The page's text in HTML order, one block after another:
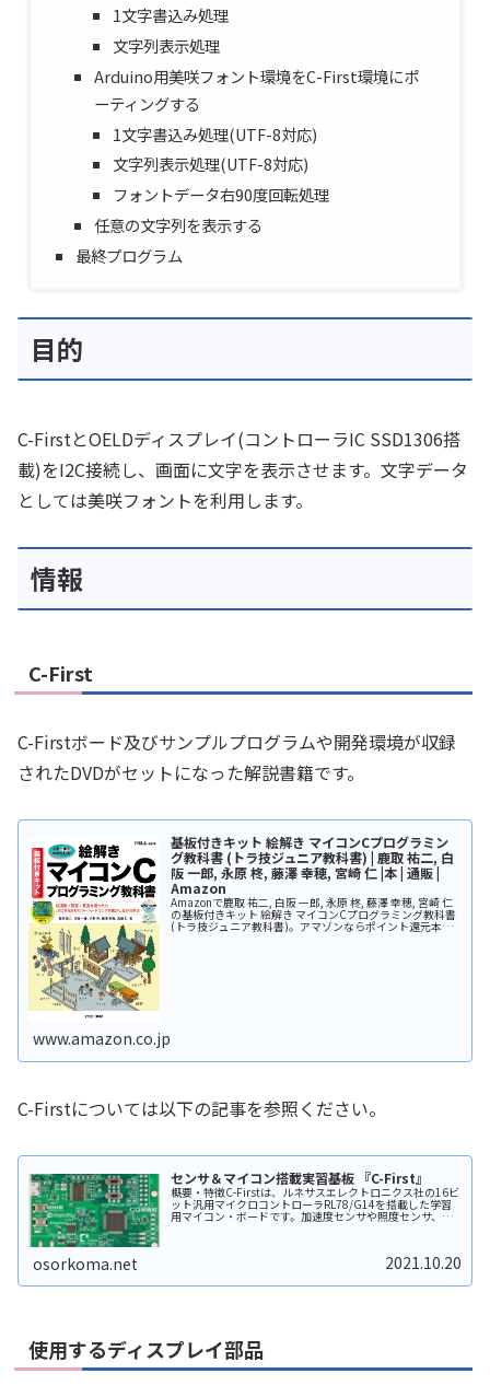
1文字書込み処理
文字列表示処理
Arduino用美咲フォント環境をC-First環境にポ
ーティングする
1文字書込み処理(UTF-8対応)
文字列表示処理(UTF-8対応)
フォントデータ右90度回転処理
任意の文字列を表示する
最終プログラム
目的
C-FirstとOELDディスプレイ(コントローラIC SSD1306搭
載)をI2C接続し、画面に文字を表示させます。文字データ
としては美咲フォントを利用します。
情報
C-First
C-Firstボード及びサンプルプログラムや開発環境が収録
されたDVDがセットになった解説書籍です。
基板付きキット 絵解き マイコンCプログラミン
グ教科書 (トラ技ジュニア教科書) | 鹿取 祐二, 白
阪 一郎, 永原 柊, 藤澤 幸穂, 宮崎 仁 |本 | 通販 |
Amazon
Amazonで鹿取 祐二, 白阪 一郎, 永原 柊, 藤澤 幸穂, 宮崎 仁
の基板付きキット 絵解き マイコンCプログラミング教科書
(トラ技ジュニア教科書)。アマゾンならポイント還元本が
多数。鹿取 祐二, 白阪 一郎, 永原 柊, 藤澤 ...
www.amazon.co.jp
C-Firstについては以下の記事を参照ください。
センサ＆マイコン搭載実習基板 『C-First』
概要・特徴C-Firstは、ルネサスエレクトロニクス社の16ビ
ット汎用マイクロコントローラRL78/G14を搭載した学習
用マイコン・ボードです。加速度センサや照度センサ、温
度センサに加えてArduino互換拡張用コネクタ(アナログ用
osorkoma.net 2021.10.20
使用するディスプレイ部品